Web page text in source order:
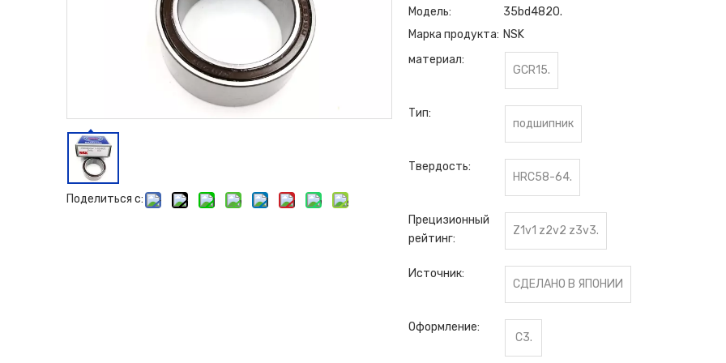
Поделиться с:
Модель:
35bd4820.
Марка продукта: NSK
материал:
GCR15.
Тип:
подшипник
Твердость:
HRC58-64.
Прецизионный
рейтинг:
Z1v1 z2v2 z3v3.
Источник:
СДЕЛАНО В ЯПОНИИ
Оформление:
C3.